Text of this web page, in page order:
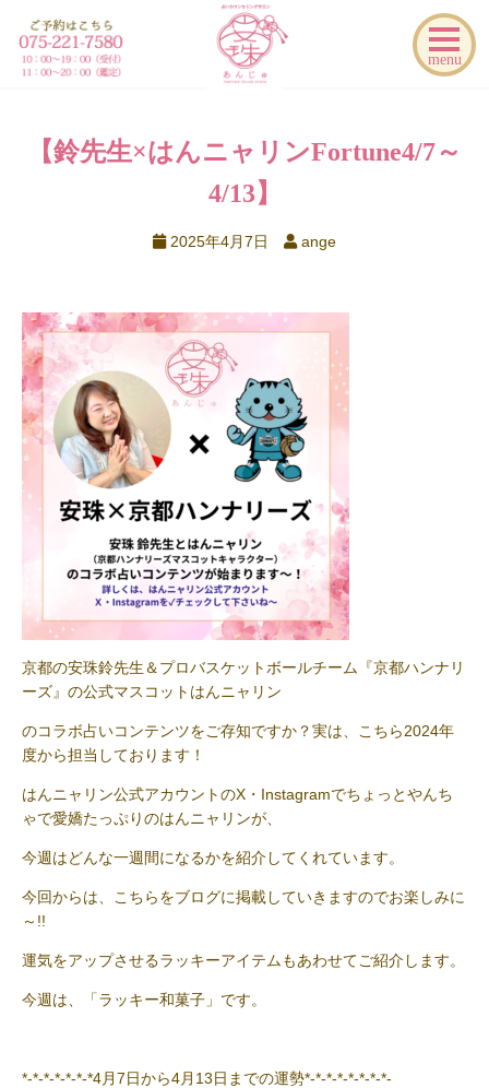
menu
【鈴先生×はんニャリンFortune4/7～
4/13】
2025年4月7日 ange
京都の安珠鈴先生＆プロバスケットボールチーム『京都ハンナリ
ーズ』の公式マスコットはんニャリン
のコラボ占いコンテンツをご存知ですか？実は、こちら2024年
度から担当しております！
はんニャリン公式アカウントのX・Instagramでちょっとやんち
ゃで愛嬌たっぷりのはんニャリンが、
今週はどんな一週間になるかを紹介してくれています。
今回からは、こちらをブログに掲載していきますのでお楽しみに
～!!
運気をアップさせるラッキーアイテムもあわせてご紹介します。
今週は、「ラッキー和菓子」です。
*-*-*-*-*-*-*4月7日から4月13日までの運勢*-*-*-*-*-*-*-*-